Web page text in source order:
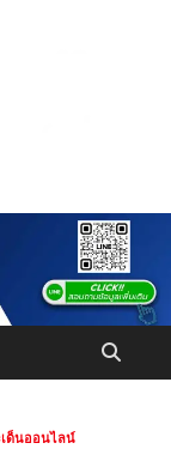
เด็นออนไลน์